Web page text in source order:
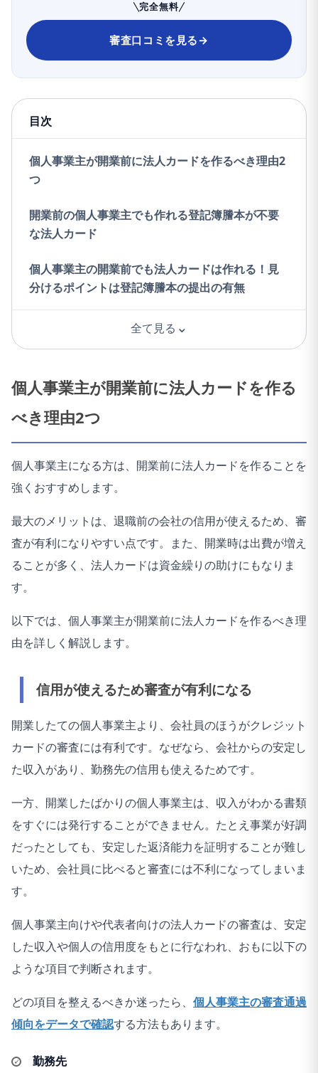
完全無料
審査口コミを見る→
目次
個人事業主が開業前に法人カードを作るべき理由2
つ
開業前の個人事業主でも作れる登記簿謄本が不要
な法人カード
個人事業主の開業前でも法人カードは作れる！見
分けるポイントは登記簿謄本の提出の有無
全て見る ⌄
個人事業主が開業前に法人カードを作る
べき理由2つ
個人事業主になる方は、開業前に法人カードを作ることを
強くおすすめします。
最大のメリットは、退職前の会社の信用が使えるため、審
査が有利になりやすい点です。また、開業時は出費が増え
ることが多く、法人カードは資金繰りの助けにもなりま
す。
以下では、個人事業主が開業前に法人カードを作るべき理
由を詳しく解説します。
信用が使えるため審査が有利になる
開業したての個人事業主より、会社員のほうがクレジット
カードの審査には有利です。なぜなら、会社からの安定し
た収入があり、勤務先の信用も使えるためです。
一方、開業したばかりの個人事業主は、収入がわかる書類
をすぐには発行することができません。たとえ事業が好調
だったとしても、安定した返済能力を証明することが難し
いため、会社員に比べると審査には不利になってしまいま
す。
個人事業主向けや代表者向けの法人カードの審査は、安定
した収入や個人の信用度をもとに行なわれ、おもに以下の
ような項目で判断されます。
どの項目を整えるべきか迷ったら、 個人事業主の審査通過
傾向をデータで確認する方法もあります。
勤務先